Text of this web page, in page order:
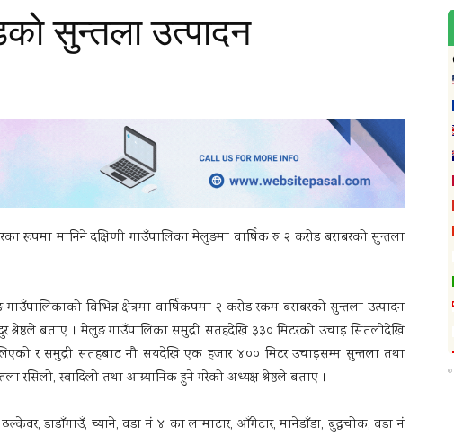
सुन्तला उत्पादन
रूपमा मानिने दक्षिणी गाउँपालिका मेलुङमा वार्षिक रु २ करोड बराबरको सुन्तला
विभिन्न क्षेत्रमा वार्षिकपमा २ करोड रकम बराबरको सुन्तला उत्पादन
श्रेष्ठले बताए । मेलुङ गाउँपालिका समुद्री सतहदेखि ३३० मिटरको उचाइ सितलीदेखि
र समुद्री सतहबाट नौ सयदेखि एक हजार ४०० मिटर उचाइसम्म सुन्तला तथा
रसिलो, स्वादिलो तथा आग्र्यानिक हुने गरेको अध्यक्ष श्रेष्ठले बताए ।
डाडाँगाउँ, च्याने, वडा नं ४ का लामाटार, आँगेटार, मानेडाँडा, बुद्धचोक, वडा नं
©